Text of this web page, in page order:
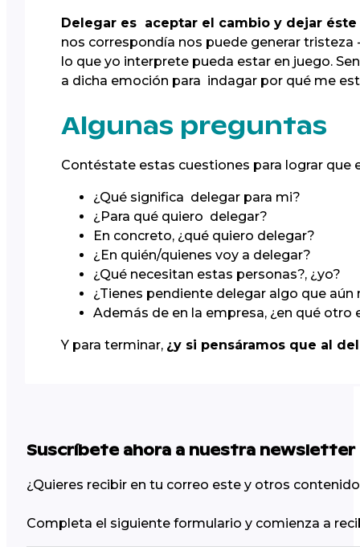
Delegar es aceptar el cambio y dejar
nos correspondía nos puede generar
lo que yo interprete pueda estar en juego.
a dicha emoción para indagar por qué me
Algunas preguntas
Contéstate estas cuestiones para lograr que
¿Qué significa delegar para mi?
¿Para qué quiero delegar?
En concreto, ¿qué quiero delegar?
¿En quién/quienes voy a delegar?
¿Qué necesitan estas personas?, ¿yo?
¿Tienes pendiente delegar algo que aún
Además de en la empresa, ¿en qué
Y para terminar, ¿y si pensáramos que al
Suscríbete ahora a nuestra newsletter
¿Quieres recibir en tu correo este y otros
Completa el siguiente formulario y comienza a